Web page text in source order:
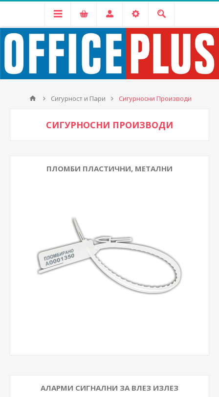
Сигурност и Пари Сигурносни Производи
СИГУРНОСНИ ПРОИЗВОДИ
ПЛОМБИ ПЛАСТИЧНИ, МЕТАЛНИ
АЛАРМИ СИГНАЛНИ ЗА ВЛЕЗ ИЗЛЕЗ